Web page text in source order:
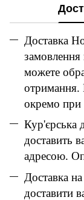
Доставка
можете
отримання.
окремо при
доставить
адресою.
Доставка
доставити